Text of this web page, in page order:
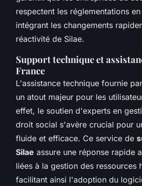
respectent les réglementations
intégrant les changements
réactivité de Silae.
Support technique et
France
L'assistance technique fournie
un atout majeur pour les
effet, le soutien d'experts en
droit social s'avère crucial pour
fluide et efficace. Ce service de
Silae assure une réponse rapide
liées à la gestion des ressources
facilitant ainsi l'adoption du